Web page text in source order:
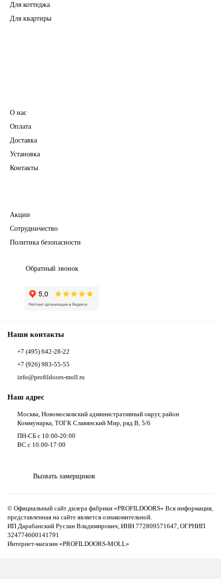
Для коттеджа
Для квартиры
О нас
Оплата
Доставка
Установка
Контакты
Акции
Сотрудничество
Политика безопасности
Обратный звонок
Наши контакты
+7 (495) 642-28-22
+7 (926) 983-55-55
info@profildoors-moll.ru
Наш адрес
Москва, Новомосковский административный округ, район
Коммунарка, ТОГК Славянский Мир, ряд В, 5/6
ПН-СБ с 10:00-20:00
ВС с 10:00-17:00
Вызвать замерщиков
© Официальный сайт дилера фабрики «PROFILDOORS» Вся информация,
представленная на сайте является ознакомительной.
ИП Дарабанский Руслан Владимирович, ИНН 772809571647, ОГРНИП
324774600141791
Интернет-магазин «PROFILDOORS-MOLL»